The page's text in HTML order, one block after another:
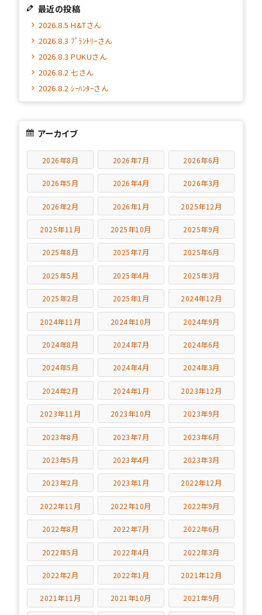
最近の投稿
2026.8.5 H&Tさん
2026.8.3 ﾌﾟﾗﾝﾄﾘｰさん
2026.8.3 PUKUさん
2026.8.2 七さん
2026.8.2 ｼｰﾊﾝﾀｰさん
アーカイブ
2026年8月 2026年7月 2026年6月
2026年5月 2026年4月 2026年3月
2026年2月 2026年1月 2025年12月
2025年11月 2025年10月 2025年9月
2025年8月 2025年7月 2025年6月
2025年5月 2025年4月 2025年3月
2025年2月 2025年1月 2024年12月
2024年11月 2024年10月 2024年9月
2024年8月 2024年7月 2024年6月
2024年5月 2024年4月 2024年3月
2024年2月 2024年1月 2023年12月
2023年11月 2023年10月 2023年9月
2023年8月 2023年7月 2023年6月
2023年5月 2023年4月 2023年3月
2023年2月 2023年1月 2022年12月
2022年11月 2022年10月 2022年9月
2022年8月 2022年7月 2022年6月
2022年5月 2022年4月 2022年3月
2022年2月 2022年1月 2021年12月
2021年11月 2021年10月 2021年9月